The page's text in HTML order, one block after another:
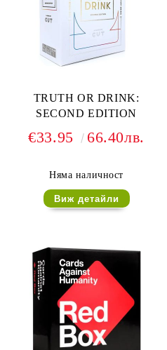
TRUTH OR DRINK:
SECOND EDITION
€33.95 66.40лв.
Няма наличност
Виж детайли